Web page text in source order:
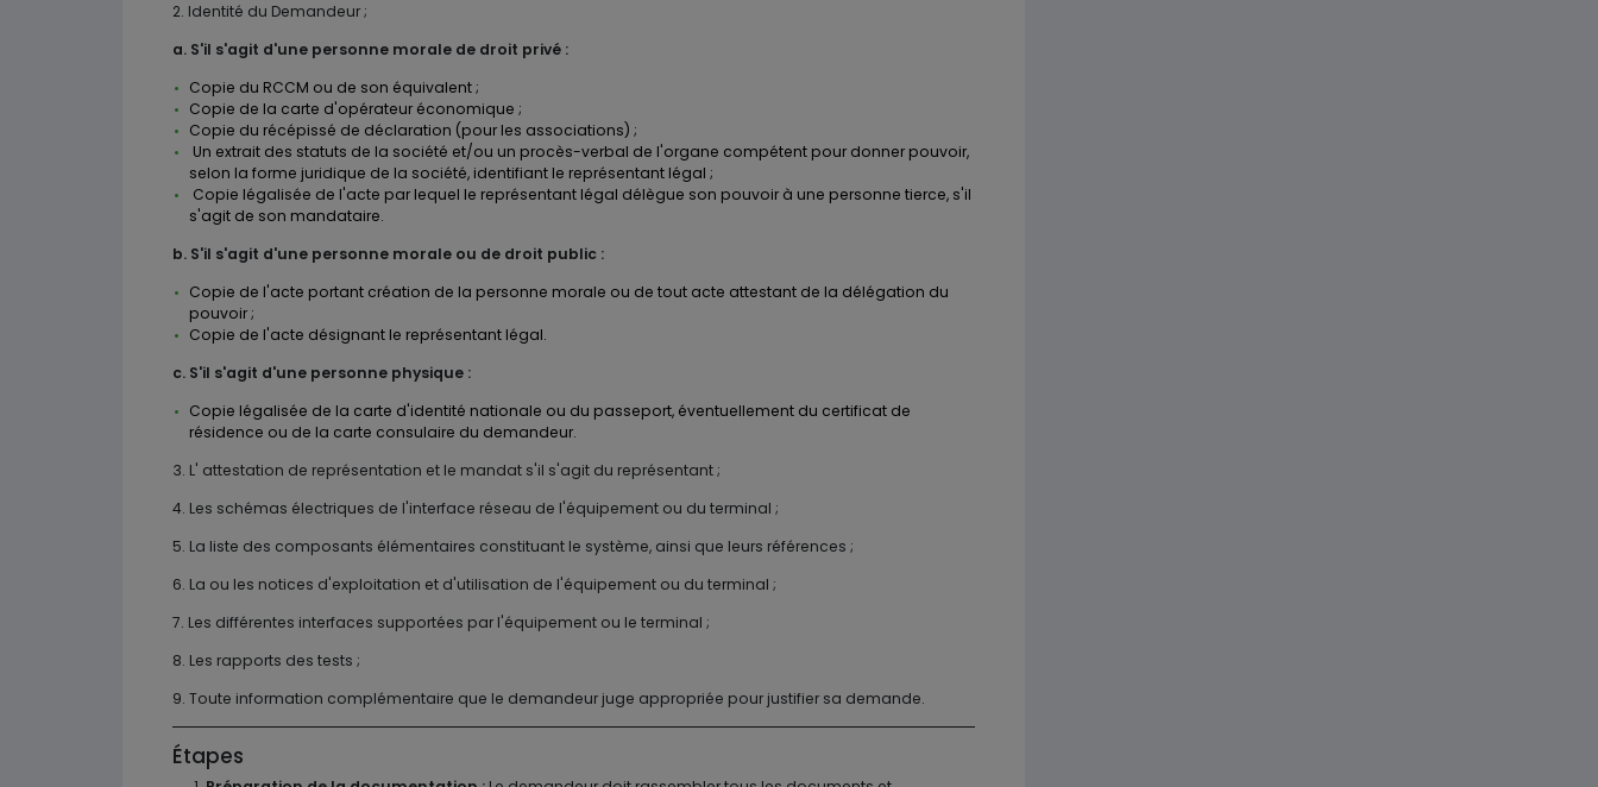
2. Identité du Demandeur ;
a. S'il s'agit d'une personne morale de droit privé :
Copie du RCCM ou de son équivalent ;
Copie de la carte d'opérateur économique ;
Copie du récépissé de déclaration (pour les associations) ;
Un extrait des statuts de la société et/ou un procès-verbal de l'organe compétent pour donner pouvoir,
selon la forme juridique de la société, identifiant le représentant légal ;
Copie légalisée de l'acte par lequel le représentant légal délègue son pouvoir à une personne tierce, s'il
s'agit de son mandataire.
b. S'il s'agit d'une personne morale ou de droit public :
Copie de l'acte portant création de la personne morale ou de tout acte attestant de la délégation du
pouvoir ;
Copie de l'acte désignant le représentant légal.
c. S'il s'agit d'une personne physique :
Copie légalisée de la carte d'identité nationale ou du passeport, éventuellement du certificat de
résidence ou de la carte consulaire du demandeur.
3. L' attestation de représentation et le mandat s'il s'agit du représentant ;
4. Les schémas électriques de l'interface réseau de l'équipement ou du terminal ;
5. La liste des composants élémentaires constituant le système, ainsi que leurs références ;
6. La ou les notices d'exploitation et d'utilisation de l'équipement ou du terminal ;
7. Les différentes interfaces supportées par l'équipement ou le terminal ;
8. Les rapports des tests ;
9. Toute information complémentaire que le demandeur juge appropriée pour justifier sa demande.
Étapes